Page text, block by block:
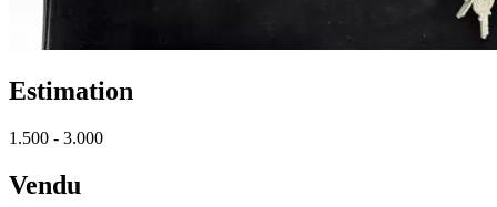
Estimation
1.500 - 3.000
Vendu